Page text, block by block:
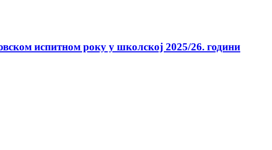
испитном року у школској 2025/26. години